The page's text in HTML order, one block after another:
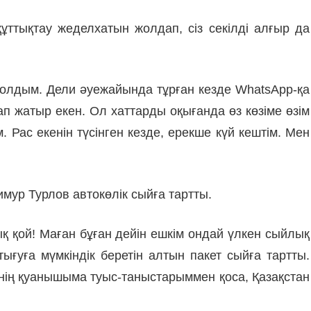
жеделхатын жолдап, сіз секілді алғыр да
Дели әуе­жайын­да тұрған кезде WhatsApp-қа
жатыр екен. Ол хаттарды оқығанда өз көзіме өзім
екенін түсінген кезде, ерекше күй кештім. Мен
Тур­лов автокөлік сыйға тартты.
Маған бұған дейін ешкім ондай үлкен сыйлық
мүмкіндік беретін алтын пакет сыйға тартты.
қуанышыма туыс-таныстарыммен қоса, Қазақстан